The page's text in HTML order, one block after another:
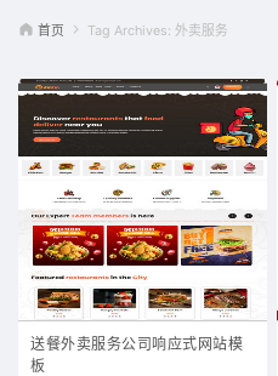
首页 Tag Archives: 外卖服务
送餐外卖服务公司响应式网站模
板